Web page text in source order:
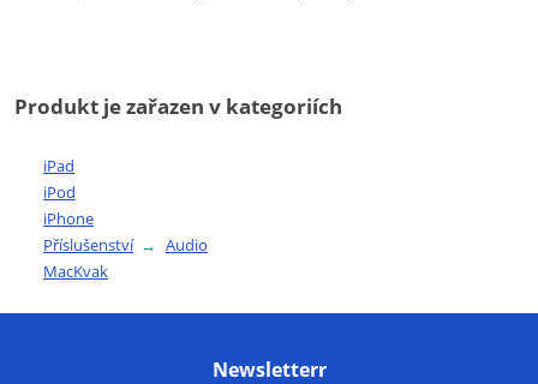
Produkt je zařazen v kategoriích
iPad
iPod
iPhone
Příslušenství
Audio
MacKvak
Newsletterr